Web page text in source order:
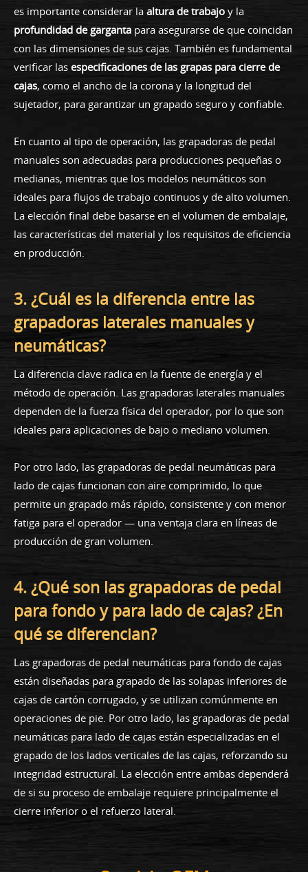
es importante considerar la altura de trabajo y la
profundidad de garganta para asegurarse de que coincidan
con las dimensiones de sus cajas. También es fundamental
verificar las especificaciones de las grapas para cierre de
cajas, como el ancho de la corona y la longitud del
sujetador, para garantizar un grapado seguro y confiable.
En cuanto al tipo de operación, las grapadoras de pedal
manuales son adecuadas para producciones pequeñas o
medianas, mientras que los modelos neumáticos son
ideales para flujos de trabajo continuos y de alto volumen.
La elección final debe basarse en el volumen de embalaje,
las características del material y los requisitos de eficiencia
en producción.
3. ¿Cuál es la diferencia entre las
grapadoras laterales manuales y
neumáticas?
La diferencia clave radica en la fuente de energía y el
método de operación. Las grapadoras laterales manuales
dependen de la fuerza física del operador, por lo que son
ideales para aplicaciones de bajo o mediano volumen.
Por otro lado, las grapadoras de pedal neumáticas para
lado de cajas funcionan con aire comprimido, lo que
permite un grapado más rápido, consistente y con menor
fatiga para el operador — una ventaja clara en líneas de
producción de gran volumen.
4. ¿Qué son las grapadoras de pedal
para fondo y para lado de cajas? ¿En
qué se diferencian?
Las grapadoras de pedal neumáticas para fondo de cajas
están diseñadas para grapado de las solapas inferiores de
cajas de cartón corrugado, y se utilizan comúnmente en
operaciones de pie. Por otro lado, las grapadoras de pedal
neumáticas para lado de cajas están especializadas en el
grapado de los lados verticales de las cajas, reforzando su
integridad estructural. La elección entre ambas dependerá
de si su proceso de embalaje requiere principalmente el
cierre inferior o el refuerzo lateral.